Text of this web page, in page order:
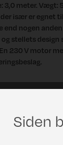
3,0 meter. Vægt:
især er egnet
end nogen
og stellets
230 V motor
21.395,00
Siden